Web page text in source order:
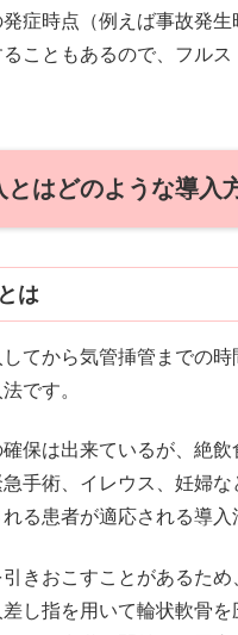
症時点（例えば事故発
こともあるので、フルス
とはどのような導入
は
してから気管挿管までの
です。
確保は出来ているが、絶飲
手術、イレウス、妊婦な
る患者が適応される導入
引きおこすことがあるた
し指を用いて輪状軟骨を